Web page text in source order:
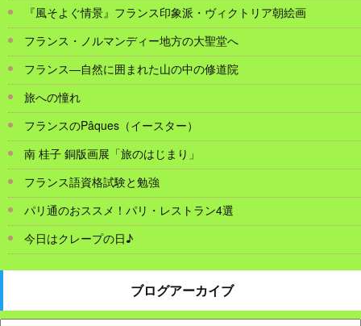
『風そよぐ情景』フランス印象派・ヴィクトリア朝絵画
フランス・ノルマンディー地方の大聖堂へ
フランス―自然に囲まれた山の中の修道院
旅への憧れ
フランスのPâques（イースター）
南 桂子 銅版画展「旅のはじまり」
フランス語資格試験と勉強
パリ通のおススメ！パリ・レストラン4選
今日はクレープの日♪
ブログアーカイブ